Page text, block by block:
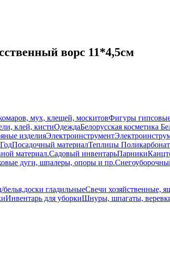
ворс 11*4,5см
мух, клещей, москитовФигуры
клей, кистиОдеждаБелорусская косметика
изделияЭлектроинструмент
Посадочный материалТеплицы Поликарбонат
материал.Садовый инвентарьПарники
дуги, шпалеры, опоры и пр.
гладильныеСвечи хозяйственные,
Инвентарь для уборкиШнуры, шпагаты,